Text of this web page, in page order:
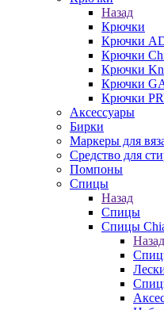
Назад
Крючки
Крючки
Крючки
Крючки
Крючки
Крючки
Аксессуары
Бирки
Маркеры для
Средство для
Помпоны
Спицы
Назад
Спицы
Спицы
Назад